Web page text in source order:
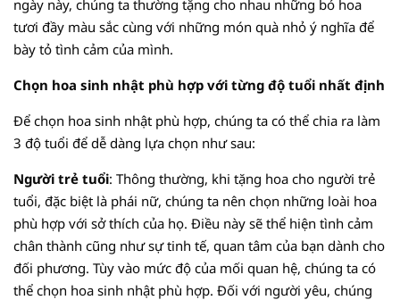
ngày này, chúng ta thường tặng cho nhau những bó hoa
tươi đầy màu sắc cùng với những món quà nhỏ ý nghĩa để
bày tỏ tình cảm của mình.
Chọn hoa sinh nhật phù hợp với từng độ tuổi nhất định
Để chọn hoa sinh nhật phù hợp, chúng ta có thể chia ra làm
3 độ tuổi để dễ dàng lựa chọn như sau:
Người trẻ tuổi: Thông thường, khi tặng hoa cho người trẻ
tuổi, đặc biệt là phái nữ, chúng ta nên chọn những loài hoa
phù hợp với sở thích của họ. Điều này sẽ thể hiện tình cảm
chân thành cũng như sự tinh tế, quan tâm của bạn dành cho
đối phương. Tùy vào mức độ của mối quan hệ, chúng ta có
thể chọn hoa sinh nhật phù hợp. Đối với người yêu, chúng